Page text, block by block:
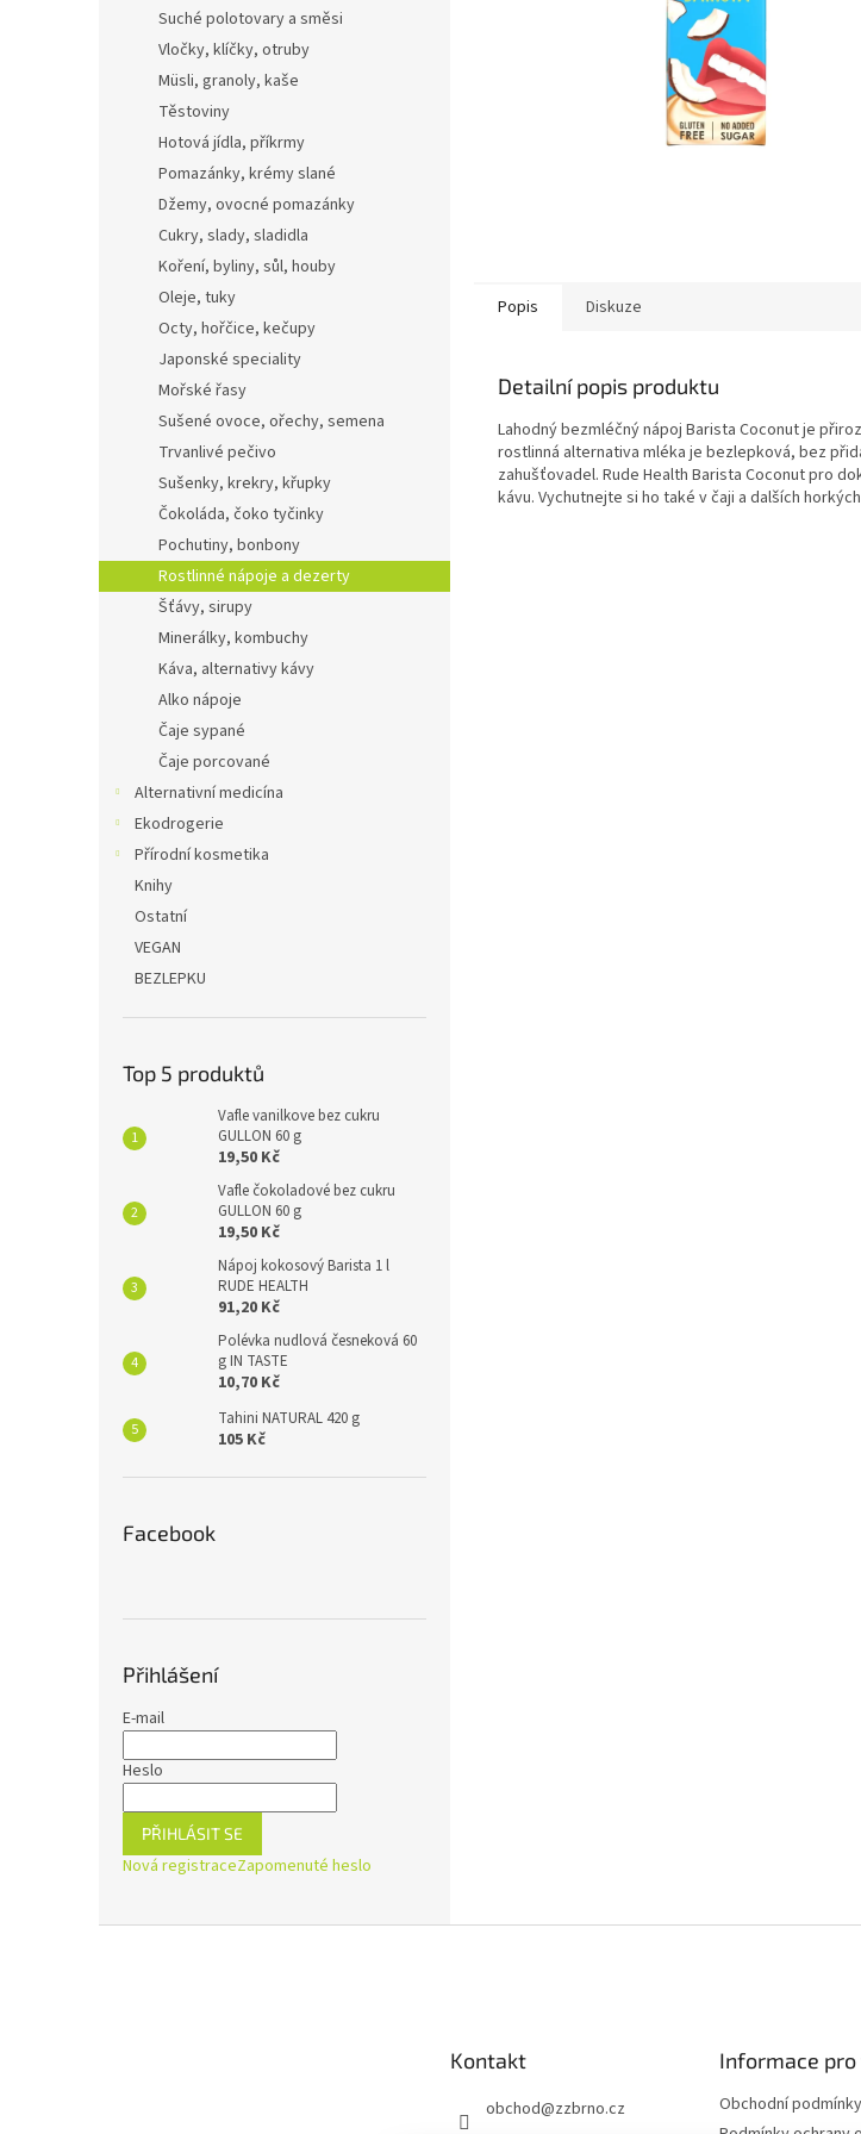
Suché polotovary a směsi
Vločky, klíčky, otruby
Müsli, granoly, kaše
Těstoviny
Hotová jídla, příkrmy
Pomazánky, krémy slané
Džemy, ovocné pomazánky
Cukry, slady, sladidla
Koření, byliny, sůl, houby
Oleje, tuky
Octy, hořčice, kečupy
Japonské speciality
Mořské řasy
Sušené ovoce, ořechy, semena
Trvanlivé pečivo
Sušenky, krekry, křupky
Čokoláda, čoko tyčinky
Pochutiny, bonbony
Rostlinné nápoje a dezerty
Šťávy, sirupy
Minerálky, kombuchy
Káva, alternativy kávy
Alko nápoje
Čaje sypané
Čaje porcované
Alternativní medicína
Ekodrogerie
Přírodní kosmetika
Knihy
Ostatní
VEGAN
BEZLEPKU
Top 5 produktů
Vafle vanilkove bez cukru
GULLON 60 g
19,50 Kč
Vafle čokoladové bez cukru
GULLON 60 g
19,50 Kč
Nápoj kokosový Barista 1 l
RUDE HEALTH
91,20 Kč
Polévka nudlová česneková 60
g IN TASTE
10,70 Kč
Tahini NATURAL 420 g
105 Kč
Facebook
Přihlášení
E-mail
Heslo
PŘIHLÁSIT SE
Nová registraceZapomenuté heslo
Popis Diskuze
Detailní popis produktu
Lahodný bezmléčný nápoj Barista Coconut je
rostlinná alternativa mléka je bezlepková, bez
zahušťovadel. Rude Health Barista Coconut pro
kávu. Vychutnejte si ho také v čaji a dalších
Kontakt
obchod@zzbrno.cz
Informace pro
Obchodní podmínky